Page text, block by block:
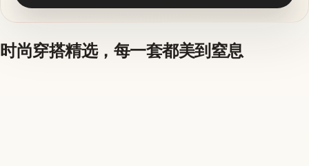
时尚穿搭精选，每一套都美到窒息